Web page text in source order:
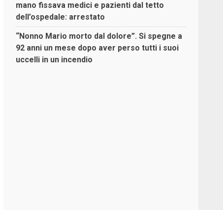
mano fissava medici e pazienti dal tetto
dell’ospedale: arrestato
“Nonno Mario morto dal dolore”. Si spegne a
92 anni un mese dopo aver perso tutti i suoi
uccelli in un incendio